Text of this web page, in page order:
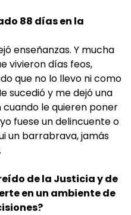
88 días en la
enseñanzas. Y mucha
vivieron días feos,
que no lo llevo ni como
sucedió y me dejó una
le quieren poner
fuese un delincuente o
un barrabrava, jamás
de la Justicia y de
en un ambiente de